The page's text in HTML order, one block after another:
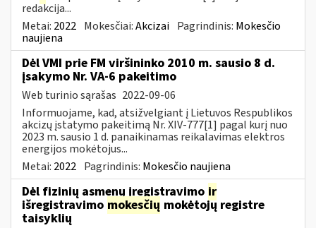
redakcija...
Metai: 2022 Mokesčiai:Akcizai Pagrindinis: Mokesčio
naujiena
Dėl VMI prie FM viršininko 2010 m. sausio 8 d.
įsakymo Nr. VA-6 pakeitimo
Web turinio sąrašas 2022-09-06
Informuojame, kad, atsižvelgiant į Lietuvos Respublikos
akcizų įstatymo pakeitimą Nr. XIV-777[1] pagal kurį nuo
2023 m. sausio 1 d. panaikinamas reikalavimas elektros
energijos mokėtojus...
Metai: 2022 Pagrindinis: Mokesčio naujiena
Dėl fizinių asmenų įregistravimo ir
išregistravimo mokesčių mokėtojų registre
taisyklių